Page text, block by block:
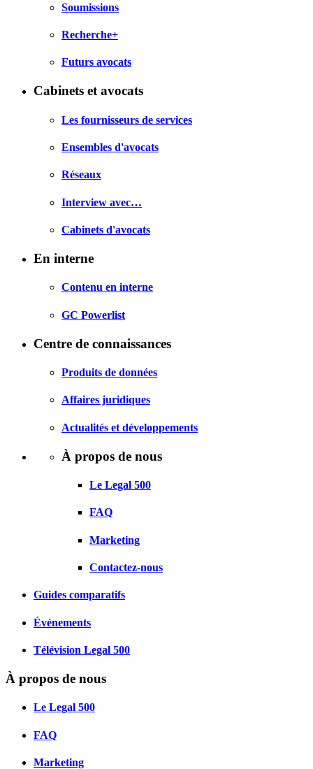
Soumissions
Recherche+
Futurs avocats
Cabinets et avocats
Les fournisseurs de services
Ensembles d'avocats
Réseaux
Interview avec…
Cabinets d'avocats
En interne
Contenu en interne
GC Powerlist
Centre de connaissances
Produits de données
Affaires juridiques
Actualités et développements
À propos de nous
Le Legal 500
FAQ
Marketing
Contactez-nous
Guides comparatifs
Événements
Télévision Legal 500
À propos de nous
Le Legal 500
FAQ
Marketing